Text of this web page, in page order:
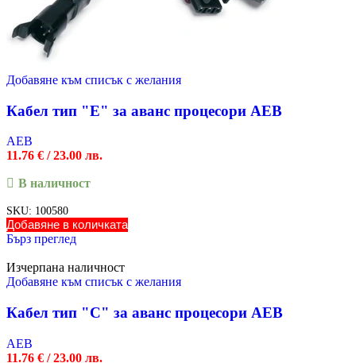
Добавяне към списък с желания
Кабел тип "E" за аванс процесори AEB
AEB
11.76 € / 23.00 лв.
В наличност
SKU: 100580
Добавяне в количката
Бърз преглед
Изчерпана наличност
Добавяне към списък с желания
Кабел тип "С" за аванс процесори AEB
AEB
11.76 € / 23.00 лв.